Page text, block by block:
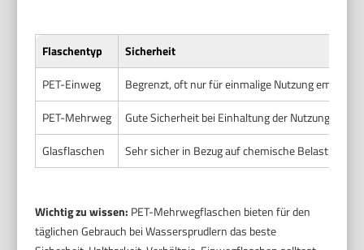
Flaschentyp
Sicherheit
PET-Einweg
Begrenzt, oft nur für einmalige Nutzung
PET-Mehrweg
Gute Sicherheit bei Einhaltung der
Glasflaschen
Sehr sicher in Bezug auf chemische Belastung,
Wichtig zu wissen: PET-Mehrwegflaschen bieten für den
täglichen Gebrauch bei Wassersprudlern das beste